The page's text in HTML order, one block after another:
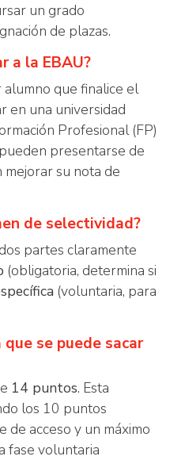
un grado
de plazas.
a la EBAU?
que finalice el
en una universidad
Profesional (FP)
presentarse de
su nota de
de selectividad?
partes claramente
(obligatoria, determina si
(voluntaria, para
se puede sacar
14 puntos. Esta
los 10 puntos
de acceso y un máximo
fase voluntaria